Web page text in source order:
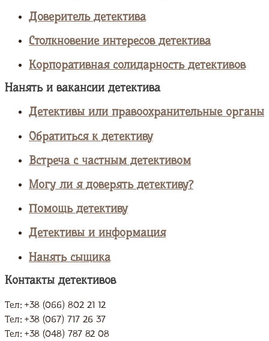
Доверитель детектива
Столкновение интересов детектива
Корпоративная солидарность детективов
Нанять и вакансии детектива
Детективы или правоохранительные органы
Обратиться к детективу
Встреча с частным детективом
Могу ли я доверять детективу?
Помощь детективу
Детективы и информация
Нанять сыщика
Контакты детективов
Тел: +38 (066) 802 21 12
Тел: +38 (067) 717 26 37
Тел: +38 (048) 787 82 08